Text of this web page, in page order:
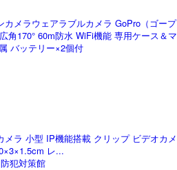
カメラウェアラブルカメラ GoPro（ゴープ
角170° 60m防水 WiFi機能 専用ケース＆マ
バッテリー×2個付
メラ 小型 IP機能搭載 クリップ ビデオカメ
レ...
防犯対策館